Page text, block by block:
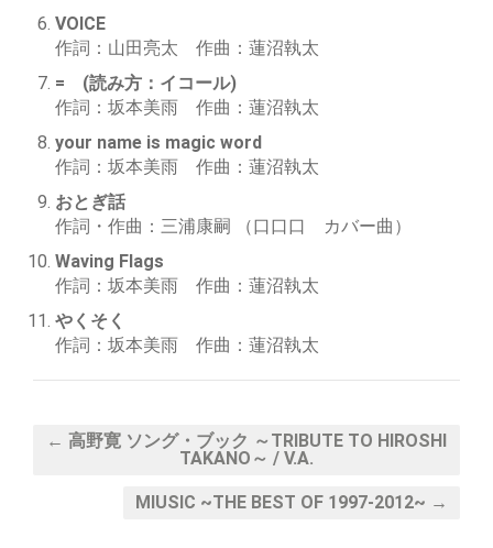
VOICE
作詞：山田亮太 作曲：蓮沼執太
= (読み方：イコール)
作詞：坂本美雨 作曲：蓮沼執太
your name is magic word
作詞：坂本美雨 作曲：蓮沼執太
おとぎ話
作詞・作曲：三浦康嗣 （口口口 カバー曲）
Waving Flags
作詞：坂本美雨 作曲：蓮沼執太
やくそく
作詞：坂本美雨 作曲：蓮沼執太
← 高野寛 ソング・ブック ～TRIBUTE TO HIROSHI
TAKANO～ / V.A.
MIUSIC ~THE BEST OF 1997-2012~ →